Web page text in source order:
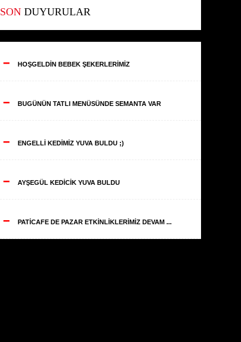
SONDUYURULAR
-- HOŞGELDİN BEBEK ŞEKERLERİMİZ
-- BUGÜNÜN TATLI MENÜSÜNDE SEMANTA VAR
-- ENGELLİ KEDİMİZ YUVA BULDU ;)
-- AYŞEGÜL KEDİCİK YUVA BULDU
-- PATİCAFE DE PAZAR ETKİNLİKLERİMİZ DEVAM ...